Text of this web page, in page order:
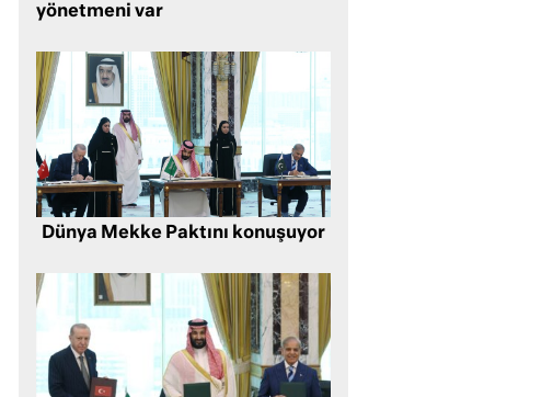
yönetmeni var
Dünya Mekke Paktını konuşuyor